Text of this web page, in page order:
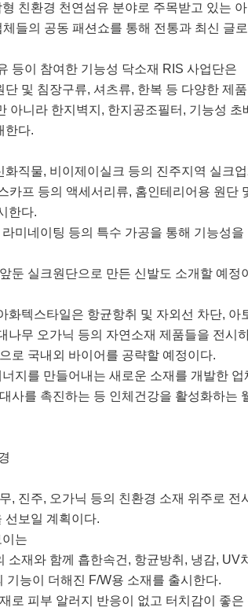
친환경 천연섬유 분야로 주목받고 있는
들의 공동 패션쇼를 통해 전통과 최신 글
등이 참여한 기능성 닥소재 RIS 사업단은
및 침장구류, 셔츠류, 한복 등 다양한 제
아니라 한지벽지, 한지공조필터, 기능성 초
한다.
직물, 비이제이실크 등의 진주지역 실크
카프 등의 액세서리류, 홈인테리어용 원단
한다.
미네이팅 등의 특수 가공을 통해 기능성
둔 실크원단으로 만든 신발도 소개할 예정
화텍스타일은 항균항취 및 자외선 차단, 아
나무 오가닉 등의 자연소재 제품들을 전시
로 국내외 바이어를 공략할 예정이다.
지를 만들어내는 새로운 소재를 개발한 업
사를 촉진하는 등 인체건강을 활성화하는
, 진주, 오가닉 등의 친환경 소재 위주로 전
선보일 계획이다.
는
소재와 함께 흡한속건, 항균방취, 냉감, UV
능이 더해진 F/W용 소재를 출시한다.
로 피부 알러지 반응이 없고 터치감이 좋